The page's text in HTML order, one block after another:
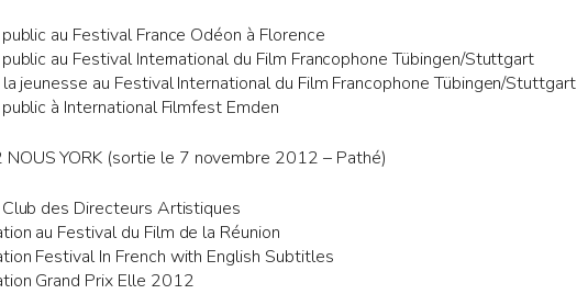
au Festival France Odéon à Florence
au Festival International du Film Francophone Tübingen/Stuttgart
jeunesse au Festival International du Film Francophone Tübingen/Stuttgart
à International Filmfest Emden
YORK (sortie le 7 novembre 2012 – Pathé)
des Directeurs Artistiques
au Festival du Film de la Réunion
Festival In French with English Subtitles
Grand Prix Elle 2012